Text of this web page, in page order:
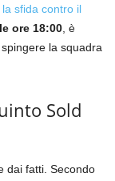
la sfida contro il
ore 18:00 , è
la squadra
Sold
dai fatti. Secondo